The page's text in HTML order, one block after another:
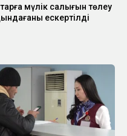
мүлік салығын төлеу
ескертілді